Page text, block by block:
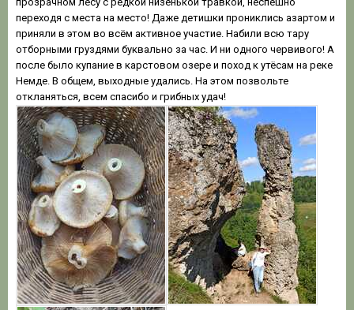
переходя с места на место! Даже детишки прониклись азартом и
приняли в этом во всём активное участие. Набили всю тару
отборными груздями буквально за час. И ни одного червивого! А
после было купание в карстовом озере и поход к утёсам на реке
Немде. В общем, выходные удались. На этом позвольте
откланяться, всем спасибо и грибных удач!